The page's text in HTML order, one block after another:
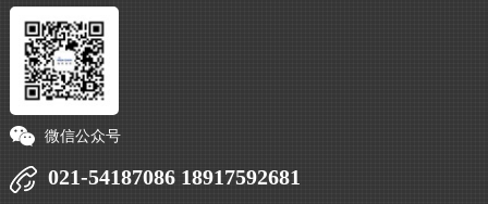
微信公众号
021-54187086 18917592681